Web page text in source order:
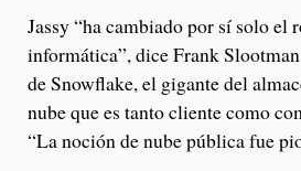
Jassy “ha cambiado por sí solo el
informática”, dice Frank
de Snowflake, el gigante del
nube que es tanto cliente como
“La noción de nube pública fue